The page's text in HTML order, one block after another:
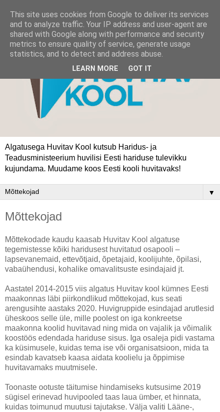
Algatusega Huvitav Kool kutsub Haridus- ja
Teadusministeerium huvilisi Eesti hariduse tulevikku
kujundama. Muudame koos Eesti kooli huvitavaks!
▼
Mõttekojad
Mõttekodade kaudu kaasab Huvitav Kool algatuse
tegemistesse kõiki haridusest huvitatud osapooli –
lapsevanemaid, ettevõtjaid, õpetajaid, koolijuhte, õpilasi,
vabaühendusi, kohalike omavalitsuste esindajaid jt.
Aastatel 2014-2015 viis algatus Huvitav kool kümnes Eesti
maakonnas läbi piirkondlikud mõttekojad, kus seati
arengusihte aastaks 2020. Huvigruppide esindajad arutlesid
üheskoos selle üle, mille poolest on iga konkreetse
maakonna koolid huvitavad ning mida on vajalik ja võimalik
koostöös edendada hariduse sisus. Iga osaleja pidi vastama
ka küsimusele, kuidas tema ise või organisatsioon, mida ta
esindab kavatseb kaasa aidata koolielu ja õppimise
huvitavamaks muutmisele.
Toonaste ootuste täitumise hindamiseks kutsusime 2019
sügisel erinevad huvipooled taas laua ümber, et hinnata,
kuidas toimunud muutusi tajutakse. Välja valiti Lääne-,
This site uses cookies from Google to deliver its services
and to analyze traffic. Your IP address and user-agent are
shared with Google along with performance and security
metrics to ensure quality of service, generate usage
statistics, and to detect and address abuse.
LEARN MORE GOT IT